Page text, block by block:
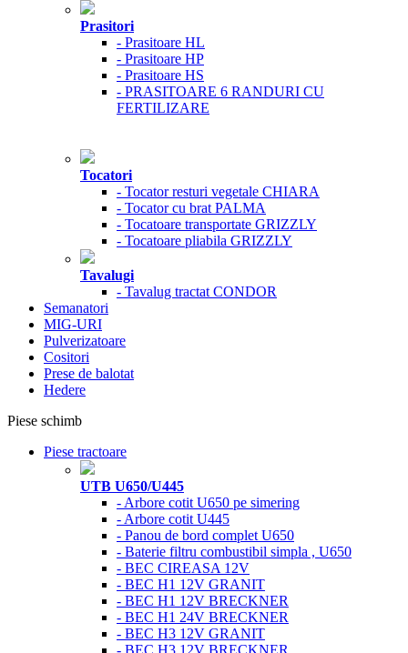
Prasitori
- Prasitoare HL
- Prasitoare HP
- Prasitoare HS
- PRASITOARE 6 RANDURI CU
FERTILIZARE
Tocatori
- Tocator resturi vegetale CHIARA
- Tocator cu brat PALMA
- Tocatoare transportate GRIZZLY
- Tocatoare pliabila GRIZZLY
Tavalugi
- Tavalug tractat CONDOR
Semanatori
MIG-URI
Pulverizatoare
Cositori
Prese de balotat
Hedere
Piese schimb
Piese tractoare
UTB U650/U445
- Arbore cotit U650 pe simering
- Arbore cotit U445
- Panou de bord complet U650
- Baterie filtru combustibil simpla , U650
- BEC CIREASA 12V
- BEC H1 12V GRANIT
- BEC H1 12V BRECKNER
- BEC H1 24V BRECKNER
- BEC H3 12V GRANIT
- BEC H3 12V BRECKNER